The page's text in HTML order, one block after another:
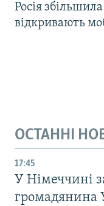
Росія
відкривають
ОСТАННІ
17:45
У Німеччині
громадянина